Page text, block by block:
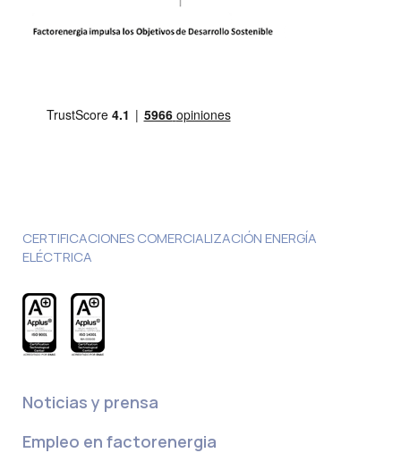
CERTIFICACIONES COMERCIALIZACIÓN ENERGÍA
ELÉCTRICA
Noticias y prensa
Empleo en factorenergia